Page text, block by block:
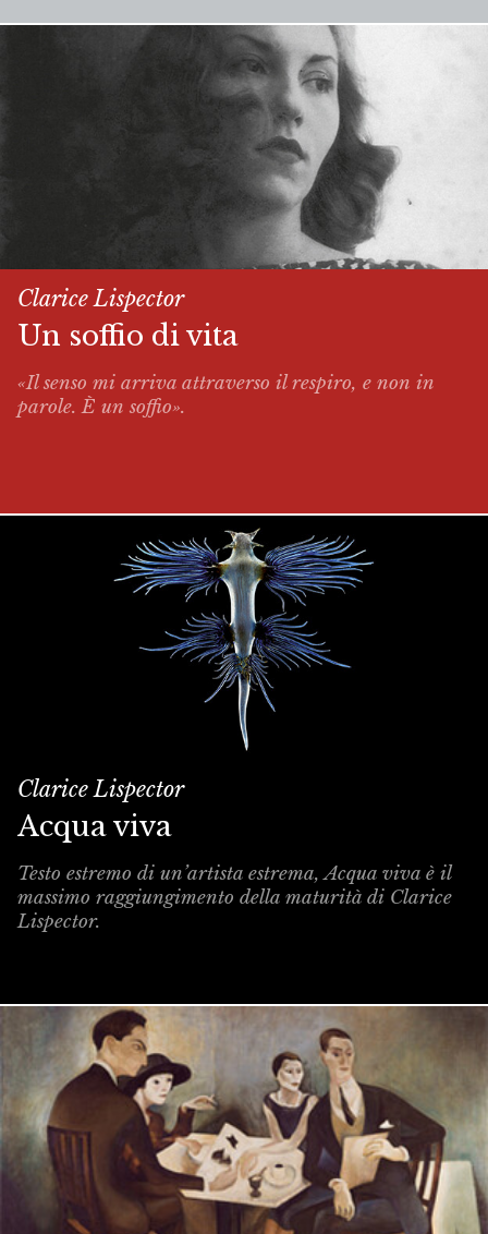
Clarice Lispector
Un soffio di vita
«Il senso mi arriva attraverso il respiro, e non in
parole. È un soffio».
Clarice Lispector
Acqua viva
Testo estremo di un’artista estrema,Acqua viva è il
massimo raggiungimento della maturità di Clarice
Lispector.